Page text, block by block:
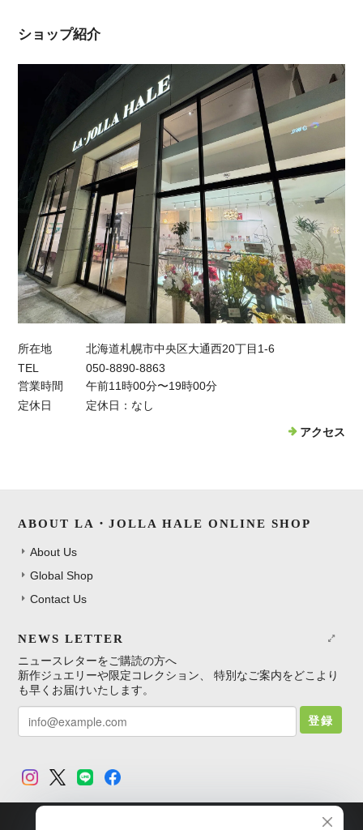
ショップ紹介
所在地
北海道札幌市中央区大通西20丁目1-6
TEL
050-8890-8863
営業時間
午前11時00分〜19時00分
定休日
定休日：なし
アクセス
ABOUT LA・JOLLA HALE ONLINE SHOP
About Us
Global Shop
Contact Us
NEWS LETTER
ニュースレターをご購読の方へ
新作ジュエリーや限定コレクション、 特別なご案内をどこより
も早くお届けいたします。
登録